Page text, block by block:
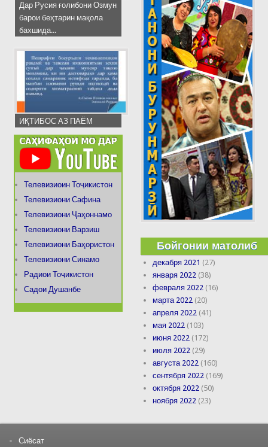
Дар Русия ғолибони Озмун
барои беҳтарин мақола
бахшида...
ИҚТИБОС АЗ ПАЁМ
Телевизиоин Тоҷикистон
Телевизиони Сафина
Телевизиони Ҷаҳоннамо
Телевизиони Варзиш
Телевизиони Баҳористон
Телевизиони Синамо
Радиои Тоҷикистон
Садои Душанбе
Бойгонии матолиб
декабря 2021 (27)
января 2022 (38)
февраля 2022 (16)
марта 2022 (20)
апреля 2022 (41)
мая 2022 (103)
июня 2022 (172)
июля 2022 (29)
августа 2022 (160)
сентября 2022 (169)
октября 2022 (50)
ноября 2022 (23)
Сиёсат